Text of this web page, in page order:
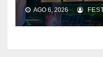
AGO 6, 2026